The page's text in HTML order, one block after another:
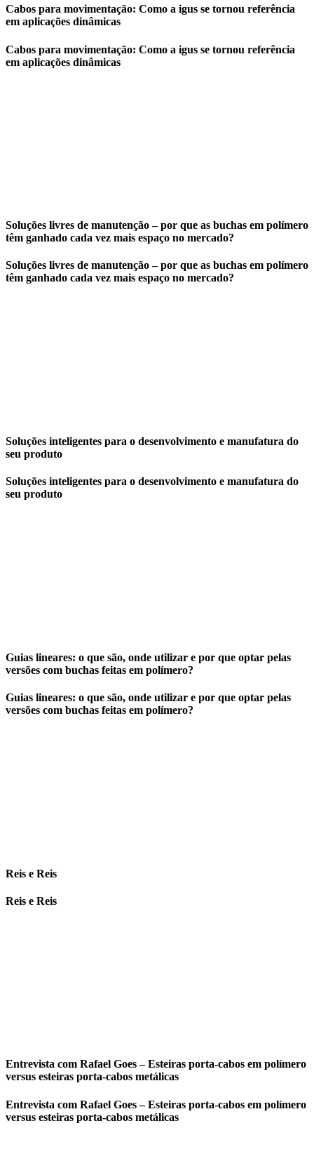
Cabos para movimentação: Como a igus se tornou referência
em aplicações dinâmicas
Cabos para movimentação: Como a igus se tornou referência
em aplicações dinâmicas
Soluções livres de manutenção – por que as buchas em polímero
têm ganhado cada vez mais espaço no mercado?
Soluções livres de manutenção – por que as buchas em polímero
têm ganhado cada vez mais espaço no mercado?
Soluções inteligentes para o desenvolvimento e manufatura do
seu produto
Soluções inteligentes para o desenvolvimento e manufatura do
seu produto
Guias lineares: o que são, onde utilizar e por que optar pelas
versões com buchas feitas em polímero?
Guias lineares: o que são, onde utilizar e por que optar pelas
versões com buchas feitas em polímero?
Reis e Reis
Reis e Reis
Entrevista com Rafael Goes – Esteiras porta-cabos em polímero
versus esteiras porta-cabos metálicas
Entrevista com Rafael Goes – Esteiras porta-cabos em polímero
versus esteiras porta-cabos metálicas